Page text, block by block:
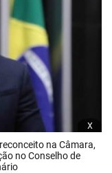
x
na Câmara,
no Conselho de